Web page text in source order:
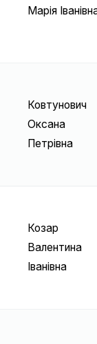
Марія
Ковтунович
Оксана
Петрівна
Козар
Валентина
Іванівна